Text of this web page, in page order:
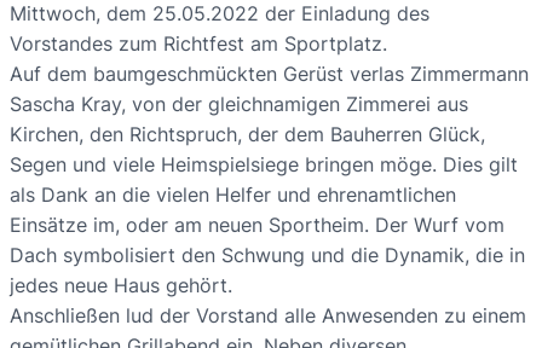
Mittwoch, dem 25.05.2022 der Einladung des
Vorstandes zum Richtfest am Sportplatz.
Auf dem baumgeschmückten Gerüst verlas Zimmermann
Sascha Kray, von der gleichnamigen Zimmerei aus
Kirchen, den Richtspruch, der dem Bauherren Glück,
Segen und viele Heimspielsiege bringen möge. Dies gilt
als Dank an die vielen Helfer und ehrenamtlichen
Einsätze im, oder am neuen Sportheim. Der Wurf vom
Dach symbolisiert den Schwung und die Dynamik, die in
jedes neue Haus gehört.
Anschließen lud der Vorstand alle Anwesenden zu einem